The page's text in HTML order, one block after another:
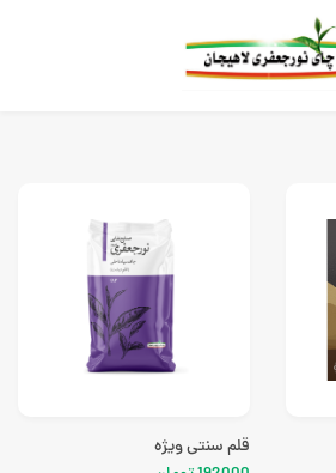
قلم سنتی ویژه